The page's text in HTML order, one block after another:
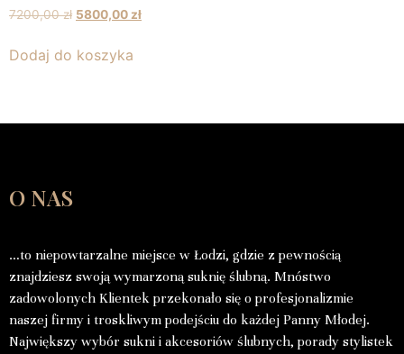
7200,00zł 5800,00zł
Dodaj do koszyka
O NAS
…to niepowtarzalne miejsce w Łodzi, gdzie z pewnością
znajdziesz swoją wymarzoną suknię ślubną. Mnóstwo
zadowolonych Klientek przekonało się o profesjonalizmie
naszej firmy i troskliwym podejściu do każdej Panny Młodej.
Największy wybór sukni i akcesoriów ślubnych, porady stylistek